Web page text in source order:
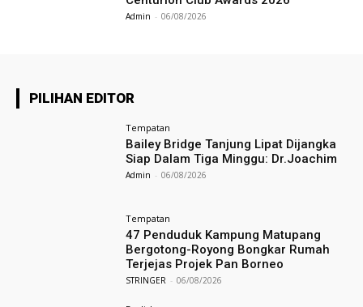
Admin - 06/08/2026
PILIHAN EDITOR
Tempatan
Bailey Bridge Tanjung Lipat Dijangka
Siap Dalam Tiga Minggu: Dr.Joachim
Admin - 06/08/2026
Tempatan
47 Penduduk Kampung Matupang
Bergotong-Royong Bongkar Rumah
Terjejas Projek Pan Borneo
STRINGER - 06/08/2026